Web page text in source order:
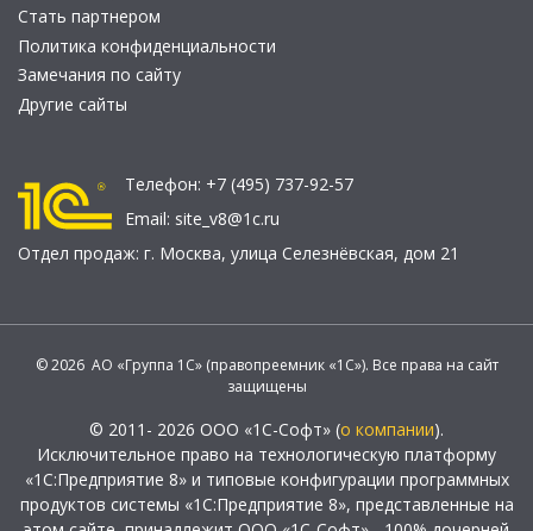
Стать партнером
Политика конфиденциальности
Замечания по сайту
Другие сайты
Телефон: +7 (495) 737-92-57
Email: site_v8@1c.ru
Отдел продаж: г. Москва, улица Селезнёвская, дом 21
© 2026 АО «Группа 1С» (правопреемник «1С»). Все права на сайт
защищены
© 2011- 2026 ООО «1С-Софт» (о компании).
Исключительное право на технологическую платформу
«1С:Предприятие 8» и типовые конфигурации программных
продуктов системы «1С:Предприятие 8», представленные на